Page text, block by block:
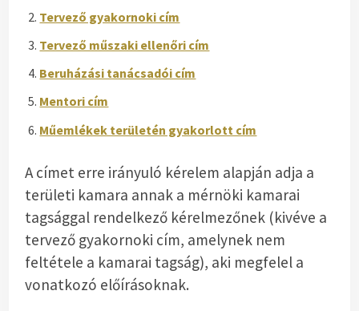
Tervező gyakornoki cím
Tervező műszaki ellenőri cím
Beruházási tanácsadói cím
Mentori cím
Műemlékek területén gyakorlott cím
A címet erre irányuló kérelem alapján adja a
területi kamara annak a mérnöki kamarai
tagsággal rendelkező kérelmezőnek (kivéve a
tervező gyakornoki cím, amelynek nem
feltétele a kamarai tagság), aki megfelel a
vonatkozó előírásoknak.